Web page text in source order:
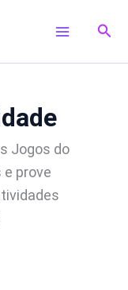
Jogos do
e prove